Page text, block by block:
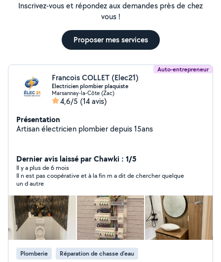
Inscrivez-vous et répondez aux demandes près de chez
vous !
Proposer mes services
Auto-entrepreneur
Francois COLLET (Elec21)
Electricien plombier plaquiste
Marsannay-la-Côte (Zac)
4,6/5 (14 avis)
Présentation
Artisan électricien plombier depuis 15ans
Dernier avis laissé par Chawki : 1/5
Il y a plus de 6 mois
Il n est pas coopérative et à la fin m a dit de chercher quelque
un d autre
Plomberie Réparation de chasse d'eau